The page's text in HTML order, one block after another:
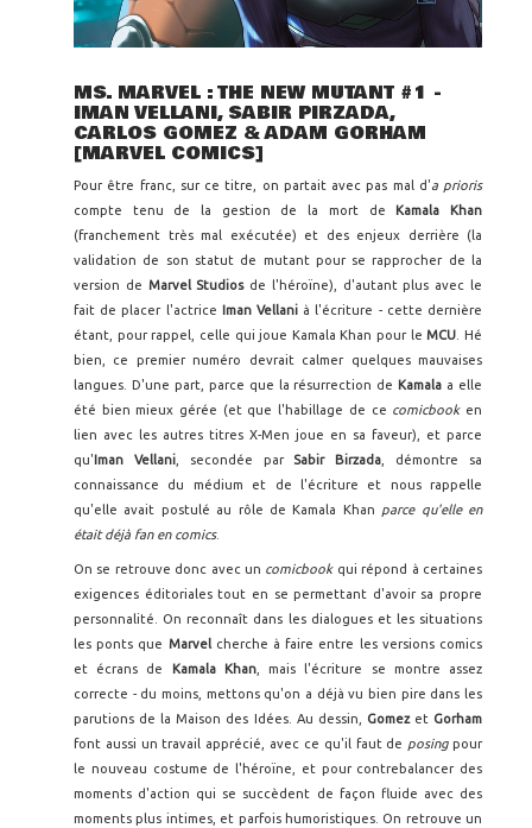
MS. MARVEL : THE NEW MUTANT #1 -
IMAN VELLANI, SABIR PIRZADA,
CARLOS GOMEZ & ADAM GORHAM
[MARVEL COMICS]
Pour être franc, sur ce titre, on partait avec pas mal d'a prioris
compte tenu de la gestion de la mort de Kamala Khan
(franchement très mal exécutée) et des enjeux derrière (la
validation de son statut de mutant pour se rapprocher de la
version de Marvel Studios de l'héroïne), d'autant plus avec le
fait de placer l'actrice Iman Vellani à l'écriture - cette dernière
étant, pour rappel, celle qui joue Kamala Khan pour leMCU . Hé
bien, ce premier numéro devrait calmer quelques mauvaises
langues. D'une part, parce que la résurrection de Kamala a elle
été bien mieux gérée (et que l'habillage de ce comicbooken
lien avec les autres titres X-Men joue en sa faveur), et parce
qu'Iman Vellani, secondée par Sabir Birzada , démontre sa
connaissance du médium et de l'écriture et nous rappelle
qu'elle avait postulé au rôle de Kamala Khan parce qu'elle en
était déjà fan en comics.
On se retrouve donc avec un comicbook qui répond à certaines
exigences éditoriales tout en se permettant d'avoir sa propre
personnalité. On reconnaît dans les dialogues et les situations
les ponts que Marvel cherche à faire entre les versions comics
et écrans de
Kamala Khan, mais l'écriture se montre assez
correcte - du moins, mettons qu'on a déjà vu bien pire dans les
parutions de la Maison des Idées. Au dessin, Gomez et Gorham
font aussi un travail apprécié, avec ce qu'il faut de posingpour
le nouveau costume de l'héroïne, et pour contrebalancer des
moments d'action qui se succèdent de façon fluide avec des
moments plus intimes, et parfois humoristiques. On retrouve un